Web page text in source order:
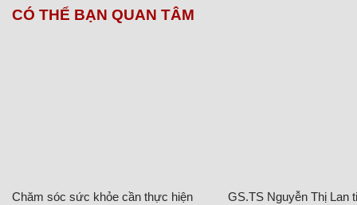
CÓ THỂ BẠN QUAN TÂM
Chăm sóc sức khỏe cần thực hiện
GS.TS Nguyễn Thị Lan